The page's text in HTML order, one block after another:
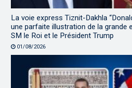
La voie express Tiznit-Dakhla
une parfaite illustration de la grande
SM le Roi et le Président Trump
01/08/2026